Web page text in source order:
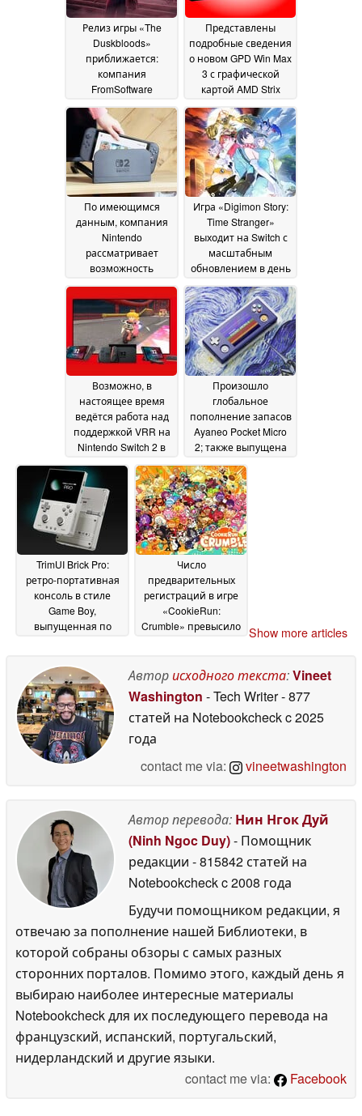
Релиз игры «The
Duskbloods»
приближается:
компания
FromSoftware
сетевых тестов
16 July
2026
Представлены
подробные сведения
о новом GPD Win Max
3 с графической
картой AMD Strix
аккумулятором и
двумя слотами для
SSD-накопителей14
July 2026
По имеющимся
данным, компания
Nintendo
рассматривает
возможность
Switch 2 с OLED-
экраном13 July 2026
Игра «Digimon Story:
Time Stranger»
выходит на Switch с
масштабным
обновлением в день
13 July 2026
Возможно, в
настоящее время
ведётся работа над
поддержкой VRR на
Nintendo Switch 2 в
подключения к док-
станции
11 July 2026
Произошло
глобальное
пополнение запасов
Ayaneo Pocket Micro
2; также выпущена
версия в
фиолетовом цвете
July 2026
TrimUI Brick Pro:
ретро-портативная
консоль в стиле
Game Boy,
выпущенная по
увеличенным
временем
автономной работы
11 July 2026
Число
предварительных
регистраций в игре
«CookieRun:
Crumble» превысило Show more articles
Авторисходного текста:Vineet
Washington - Tech Writer- 877
статей на Notebookcheckc 2025
года
contact me via:
vineetwashington
Автор перевода: Нин Нгок Дуй
(Ninh Ngoc Duy)- Помощник
редакции - 815842 статей на
Notebookcheckc 2008 года
Будучи помощником редакции, я
отвечаю за пополнение нашей Библиотеки, в
которой собраны обзоры с самых разных
сторонних порталов. Помимо этого, каждый день я
выбираю наиболее интересные материалы
Notebookcheck для их последующего перевода на
французский, испанский, португальский,
нидерландский и другие языки.
contact me via:
Facebook